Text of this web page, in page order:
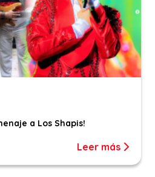
a Los Shapis!
Leer más